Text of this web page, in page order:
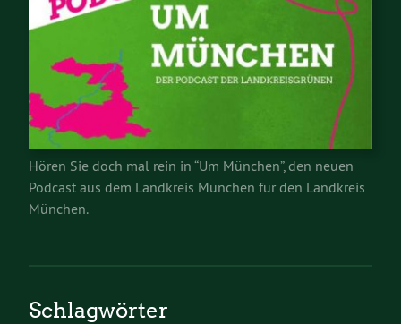
Hören Sie doch mal rein in “Um München”, den neuen
Podcast aus dem Landkreis München für den Landkreis
München.
Schlagwörter